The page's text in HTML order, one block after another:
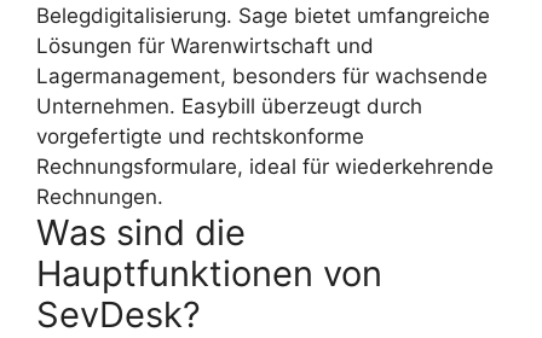
Belegdigitalisierung. Sage bietet umfangreiche
Lösungen für Warenwirtschaft und
Lagermanagement, besonders für wachsende
Unternehmen. Easybill überzeugt durch
vorgefertigte und rechtskonforme
Rechnungsformulare, ideal für wiederkehrende
Rechnungen.
Was sind die
Hauptfunktionen von
SevDesk?